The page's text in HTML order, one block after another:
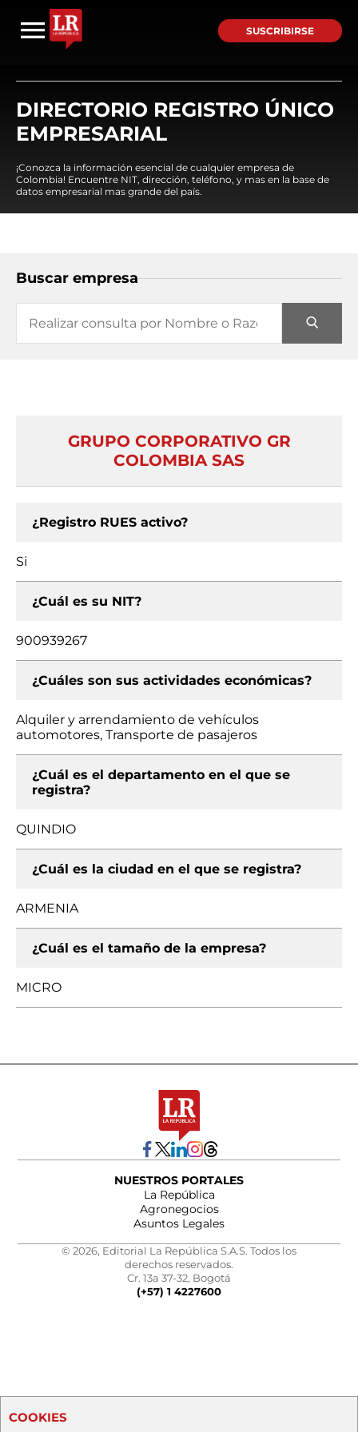
SUSCRIBIRSE
DIRECTORIO REGISTRO ÚNICO
EMPRESARIAL
¡Conozca la información esencial de cualquier empresa de
Colombia! Encuentre NIT, dirección, teléfono, y mas en la base de
datos empresarial mas grande del país.
Buscar empresa
GRUPO CORPORATIVO GR
COLOMBIA SAS
¿Registro RUES activo?
Si
¿Cuál es su NIT?
900939267
¿Cuáles son sus actividades económicas?
Alquiler y arrendamiento de vehículos
automotores, Transporte de pasajeros
¿Cuál es el departamento en el que se
registra?
QUINDIO
¿Cuál es la ciudad en el que se registra?
ARMENIA
¿Cuál es el tamaño de la empresa?
MICRO
NUESTROS PORTALES
La República
Agronegocios
Asuntos Legales
© 2026, Editorial La República S.A.S. Todos los
derechos reservados.
Cr. 13a 37-32, Bogotá
(+57) 1 4227600
COOKIES